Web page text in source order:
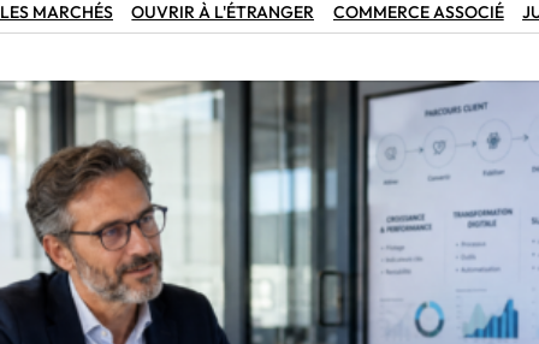
LES MARCHÉS OUVRIR À L'ÉTRANGER COMMERCE ASSOCIÉ